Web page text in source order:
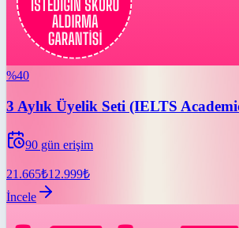
%40
3 Aylık Üyelik Seti (IELTS
90 gün erişim
21.665₺12.999₺
İncele